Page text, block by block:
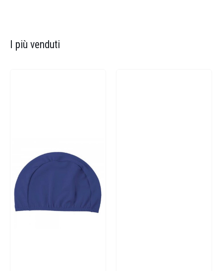
I più venduti